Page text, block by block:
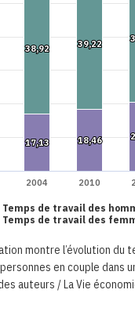
38,92
38,92 39,22
39,22
17,13
17,13 18,46
18,46
Temps de travail des
Temps de travail des
2004 2010
montre l’évolution du
en couple dans
auteurs / La Vie